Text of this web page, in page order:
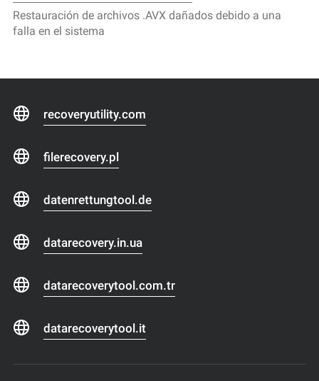
Restauración de archivos .AVX dañados debido a una
falla en el sistema
recoveryutility.com
filerecovery.pl
datenrettungtool.de
datarecovery.in.ua
datarecoverytool.com.tr
datarecoverytool.it